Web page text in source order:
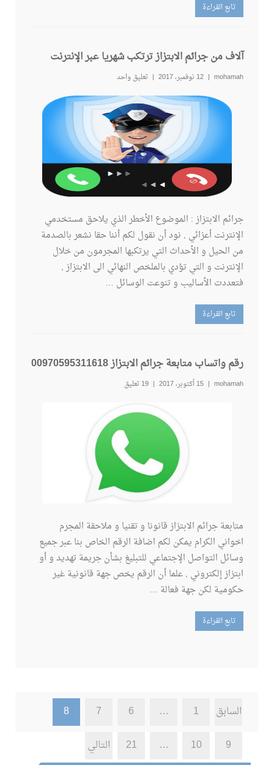
تابع القراءة
آلاف من جرائم الابتزاز ترتكب شهريا عبر الإنترنت
mohamah 12 نوفمبر، 2017 تعليق واحد
جرائم الابتزاز : الموضوع الأخطر الذي يلاحق مستخدمي
الإنترنت أعزائي , نود أن نقول لكم أننا حقا نشعر بالصدمة
من الحيل و الأحداث التي يرتكبها المجرمون من خلال
الإنترنت و التي تؤدي بالملخص النهائي الى الابتزاز ,
فتعددت الأساليب و تنوعت الوسائل …
تابع القراءة
رقم واتساب متابعة جرائم الابتزاز 00970595311618
mohamah 15 أكتوبر، 2017 19 تعليق
متابعة جرائم الابتزاز قانونا و تقنيا و ملاحقة المجرم
اخواني الكرام يمكن لكم اضافة الرقم الخاص بنا عبر جميع
وسائل التواصل الإجتماعي للتبليغ بشأن جريمة تهديد و أو
ابتزاز إلكتروني , علما أن الرقم يخص جهة قانونية غير
حكومية لكن جهة فعالة …
تابع القراءة
تصفّح
المقالات
السابق 1
…
6
7
8
9
10
…
21 التالي